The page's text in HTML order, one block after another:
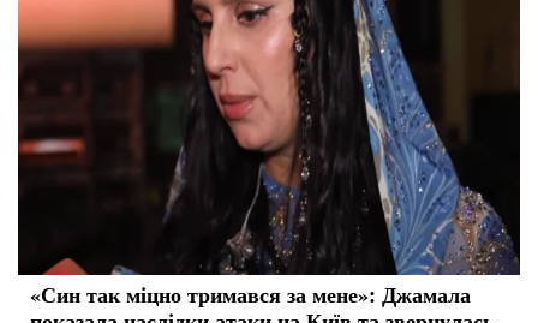
«Син так міцно тримався за мене»: Джамала